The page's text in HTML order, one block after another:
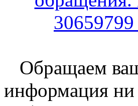
Обращаем
информация ни